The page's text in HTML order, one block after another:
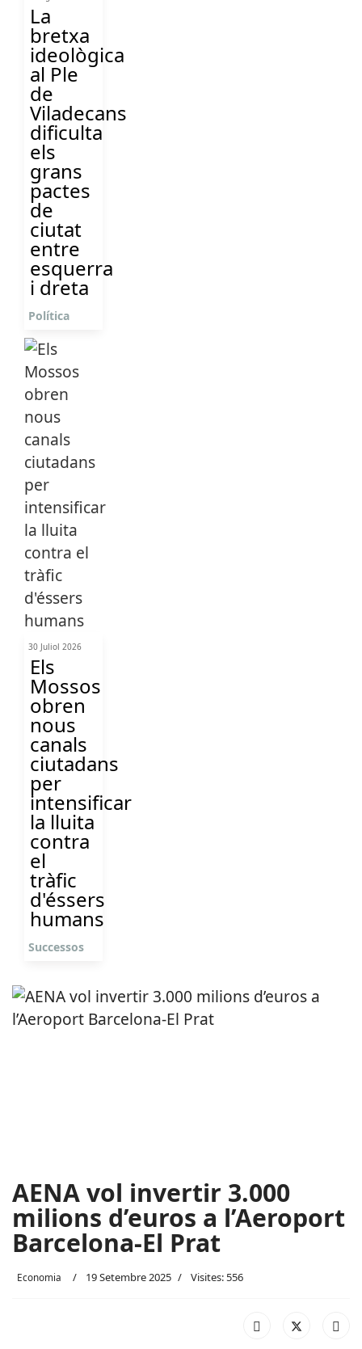
La
bretxa
ideològica
al Ple
de
Viladecans
dificulta
els
grans
pactes
de
ciutat
entre
esquerra
i dreta
Política
30 Juliol 2026
Els
Mossos
obren
nous
canals
ciutadans
per
intensificar
la lluita
contra
el
tràfic
d'éssers
humans
Successos
AENA vol invertir 3.000
milions d’euros a l’Aeroport
Barcelona-El Prat
Economia 19 Setembre 2025 Visites: 556